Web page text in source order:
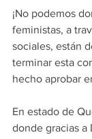
¡No podemos
feministas, a
sociales, están
terminar esta
hecho aprobar
En estado de
donde gracias a